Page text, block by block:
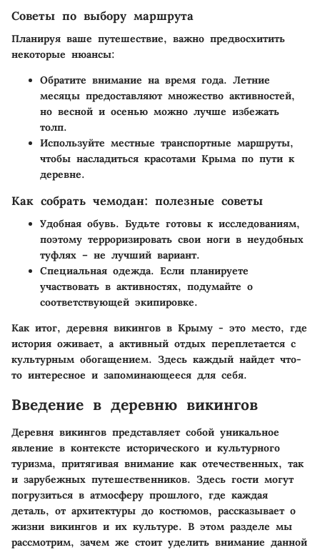
Советы по выбору маршрута
Планируя ваше путешествие, важно предвосхитить
некоторые нюансы:
Обратите внимание на время года. Летние
месяцы предоставляют множество активностей,
но весной и осенью можно лучше избежать
толп.
Используйте местные транспортные маршруты,
чтобы насладиться красотами Крыма по пути к
деревне.
Как собрать чемодан: полезные советы
Удобная обувь. Будьте готовы к исследованиям,
поэтому терроризировать свои ноги в неудобных
туфлях – не лучший вариант.
Специальная одежда. Если планируете
участвовать в активностях, подумайте о
соответствующей экипировке.
Как итог, деревня викингов в Крыму - это место, где
история оживает, а активный отдых переплетается с
культурным обогащением. Здесь каждый найдет что-
то интересное и запоминающееся для себя.
Введение в деревню викингов
Деревня викингов представляет собой уникальное
явление в контексте исторического и культурного
туризма, притягивая внимание как отечественных, так
и зарубежных путешественников. Здесь гости могут
погрузиться в атмосферу прошлого, где каждая
деталь, от архитектуры до костюмов, рассказывает о
жизни викингов и их культуре. В этом разделе мы
рассмотрим, зачем же стоит уделить внимание данной